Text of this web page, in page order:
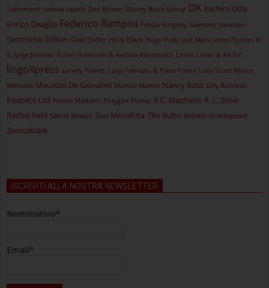
Sutherland caduta capelli Dan Brown Disney Book Group DK Eiichiro Oda
Enrico Deaglio Federico Rampini Felicia Kingsley Gaetano Savatteri
Geronimo Stilton Gilad Soffer Holly Black Hugo Pratt Jack Mars James Tynion IV
& Jorge Jimenez Kohei Horikoshi & Andrea Maniscalco Limes Limes & AA.VV.
lingoXpress Lonely Planet, Luigi Farrauto & Piero Pasini Lucy Score Marco
Malvaldi Maurizio De Giovanni Monica Marelli Nancy Ross Olly Richards
Padpilot Ltd Petros Markaris Polyglot Planet R.C. Stephens R. L. Stine
Rachel Reid Sarina Bowen Suu Morishita Tite Kubo William Shakespeare
Zerocalcare
ISCRIVITI ALLA NOSTRA NEWSLETTER
Nominativo*
Email*